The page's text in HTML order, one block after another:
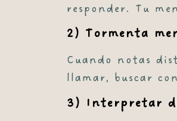
responder. Tu
2) Tormenta
Cuando notas
llamar, buscar
3) Interpretar